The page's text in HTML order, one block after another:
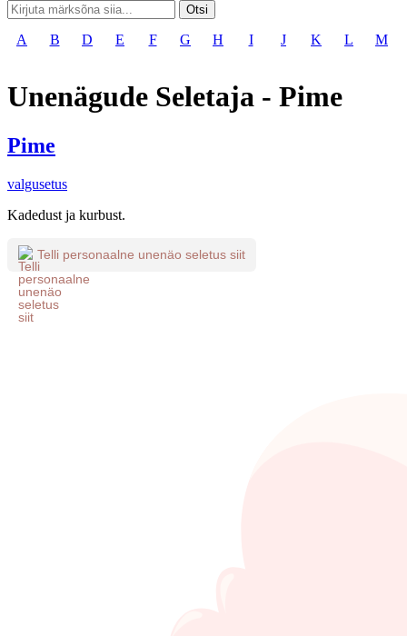
Otsi
A B D E F G H I J K L M
Unenägude Seletaja - Pime
Pime
valgusetus
Kadedust ja kurbust.
Telli personaalne unenäo seletus siit